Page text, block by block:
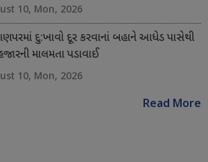
10, Mon, 2026
દુ:ખાવો દૂર કરવાનાં બહાને આધેડ પાસેથી
માલમતા પડાવાઈ
10, Mon, 2026
Read More